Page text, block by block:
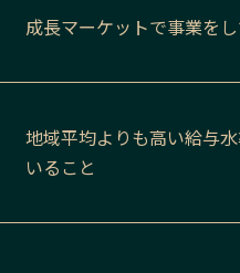
成長マーケットで事業を
地域平均よりも高い給与
いること